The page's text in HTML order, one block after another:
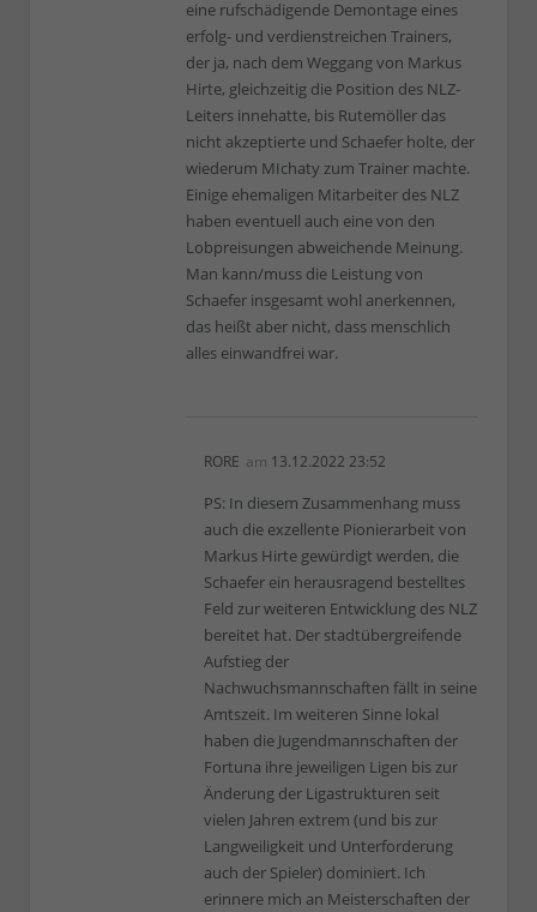
eine rufschädigende Demontage eines
erfolg- und verdienstreichen Trainers,
der ja, nach dem Weggang von Markus
Hirte, gleichzeitig die Position des NLZ-
Leiters innehatte, bis Rutemöller das
nicht akzeptierte und Schaefer holte, der
wiederum MIchaty zum Trainer machte.
Einige ehemaligen Mitarbeiter des NLZ
haben eventuell auch eine von den
Lobpreisungen abweichende Meinung.
Man kann/muss die Leistung von
Schaefer insgesamt wohl anerkennen,
das heißt aber nicht, dass menschlich
alles einwandfrei war.
RORE am 13.12.2022 23:52
PS: In diesem Zusammenhang muss
auch die exzellente Pionierarbeit von
Markus Hirte gewürdigt werden, die
Schaefer ein herausragend bestelltes
Feld zur weiteren Entwicklung des NLZ
bereitet hat. Der stadtübergreifende
Aufstieg der
Nachwuchsmannschaften fällt in seine
Amtszeit. Im weiteren Sinne lokal
haben die Jugendmannschaften der
Fortuna ihre jeweiligen Ligen bis zur
Änderung der Ligastrukturen seit
vielen Jahren extrem (und bis zur
Langweiligkeit und Unterforderung
auch der Spieler) dominiert. Ich
erinnere mich an Meisterschaften der